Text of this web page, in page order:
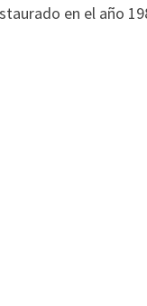
en el año